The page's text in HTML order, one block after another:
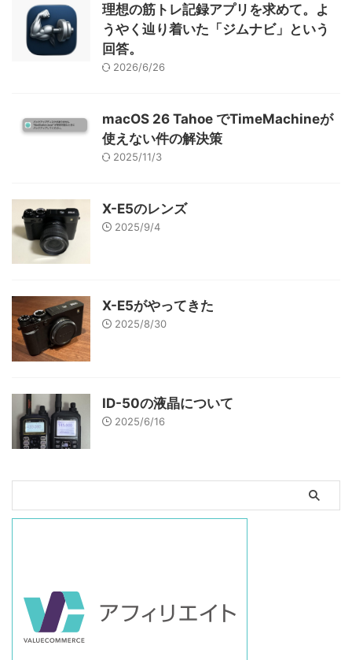
理想の筋トレ記録アプリを求めて。よ
うやく辿り着いた「ジムナビ」という
回答。
2026/6/26
macOS 26 Tahoe でTimeMachineが
使えない件の解決策
2025/11/3
X-E5のレンズ
2025/9/4
X-E5がやってきた
2025/8/30
ID-50の液晶について
2025/6/16